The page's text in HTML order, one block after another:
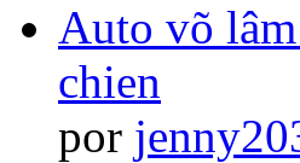
Auto võ
chien
por